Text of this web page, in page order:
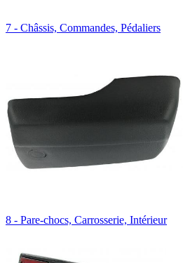
7 - Châssis, Commandes, Pédaliers
8 - Pare-chocs, Carrosserie, Intérieur